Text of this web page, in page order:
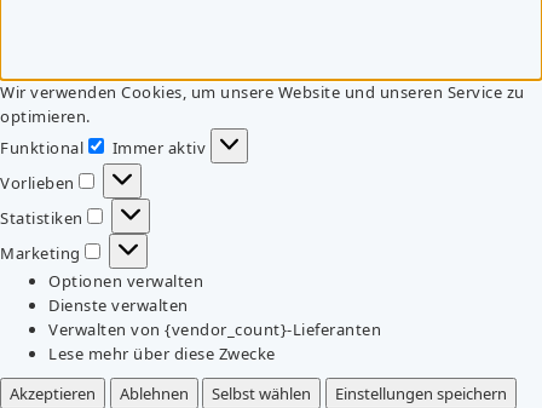
Wir verwenden Cookies, um unsere Website und unseren Service zu
optimieren.
Funktional
Funktional
Immer aktiv
Vorlieben
Vorlieben
Statistiken
Statistiken
Marketing
Marketing
Optionen verwalten
Dienste verwalten
Verwalten von {vendor_count}-Lieferanten
Lese mehr über diese Zwecke
Akzeptieren
Ablehnen Selbst wählen
Einstellungen speichern